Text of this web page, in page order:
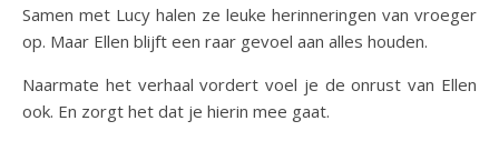
Samen met Lucy halen ze leuke herinneringen van vroeger
op. Maar Ellen blijft een raar gevoel aan alles houden.
Naarmate het verhaal vordert voel je de onrust van Ellen
ook. En zorgt het dat je hierin mee gaat.